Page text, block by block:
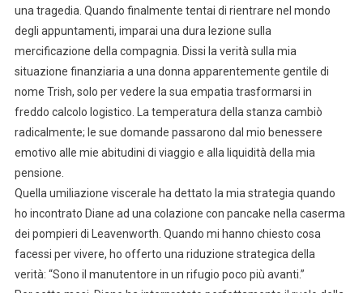
una tragedia. Quando finalmente tentai di rientrare nel mondo
degli appuntamenti, imparai una dura lezione sulla
mercificazione della compagnia. Dissi la verità sulla mia
situazione finanziaria a una donna apparentemente gentile di
nome Trish, solo per vedere la sua empatia trasformarsi in
freddo calcolo logistico. La temperatura della stanza cambiò
radicalmente; le sue domande passarono dal mio benessere
emotivo alle mie abitudini di viaggio e alla liquidità della mia
pensione.
Quella umiliazione viscerale ha dettato la mia strategia quando
ho incontrato Diane ad una colazione con pancake nella caserma
dei pompieri di Leavenworth. Quando mi hanno chiesto cosa
facessi per vivere, ho offerto una riduzione strategica della
verità: “Sono il manutentore in un rifugio poco più avanti.”